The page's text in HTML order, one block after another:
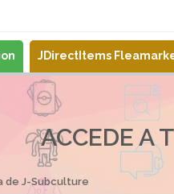
JDirectItems
ACCEDE A
de J-Subculture